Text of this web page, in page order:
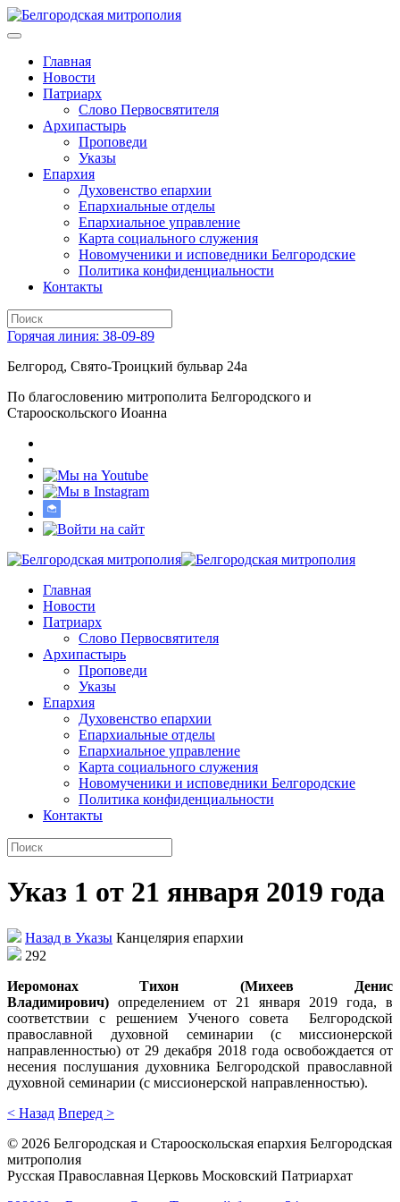
Главная
Новости
Патриарх
Слово Первосвятителя
Архипастырь
Проповеди
Указы
Епархия
Духовенство епархии
Епархиальные отделы
Епархиальное управление
Карта социального служения
Новомученики и исповедники Белгородские
Политика конфиденциальности
Контакты
Горячая линия: 38-09-89
Белгород, Свято-Троицкий бульвар 24а
По благословению митрополита Белгородского и
Старооскольского Иоанна
Главная
Новости
Патриарх
Слово Первосвятителя
Архипастырь
Проповеди
Указы
Епархия
Духовенство епархии
Епархиальные отделы
Епархиальное управление
Карта социального служения
Новомученики и исповедники Белгородские
Политика конфиденциальности
Контакты
Указ 1 от 21 января 2019 года
Назад в Указы Канцелярия епархии
292
Иеромонах Тихон (Михеев Денис
Владимирович) определением от 21 января 2019 года, в
соответствии с решением Ученого совета
Белгородской
православной духовной семинарии (с миссионерской
направленностью) от 29 декабря 2018 года освобождается от
несения послушания духовника Белгородской православной
духовной семинарии (с миссионерской направленностью).
< Назад Вперед >
© 2026 Белгородская и Старооскольская епархия Белгородская
митрополия
Русская Православная Церковь Московский Патриархат